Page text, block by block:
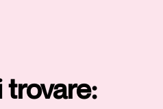
trovare: